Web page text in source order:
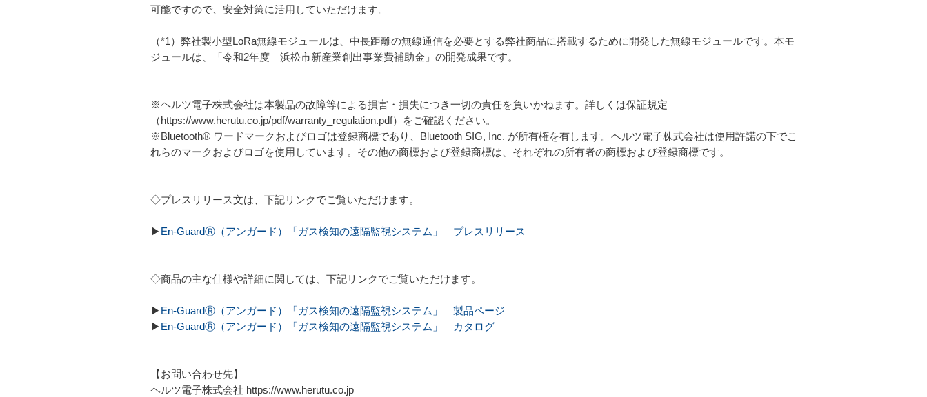
可能ですので、安全対策に活用していただけます。
（*1）弊社製小型LoRa無線モジュールは、中長距離の無線通信を必要とする弊社商品に搭載するために開発した無線モジュールです。本モ
ジュールは、「令和2年度 浜松市新産業創出事業費補助金」の開発成果です。
※ヘルツ電子株式会社は本製品の故障等による損害・損失につき一切の責任を負いかねます。詳しくは保証規定
（https://www.herutu.co.jp/pdf/warranty_regulation.pdf）をご確認ください。
※Bluetooth® ワードマークおよびロゴは登録商標であり、Bluetooth SIG, Inc. が所有権を有します。ヘルツ電子株式会社は使用許諾の下でこ
れらのマークおよびロゴを使用しています。その他の商標および登録商標は、それぞれの所有者の商標および登録商標です。
◇プレスリリース文は、下記リンクでご覧いただけます。
▶ En-GuardⓇ（アンガード）「ガス検知の遠隔監視システム」 プレスリリース
◇商品の主な仕様や詳細に関しては、下記リンクでご覧いただけます。
▶ En-GuardⓇ（アンガード）「ガス検知の遠隔監視システム」 製品ページ
▶ En-GuardⓇ（アンガード）「ガス検知の遠隔監視システム」 カタログ
【お問い合わせ先】
ヘルツ電子株式会社 https://www.herutu.co.jp